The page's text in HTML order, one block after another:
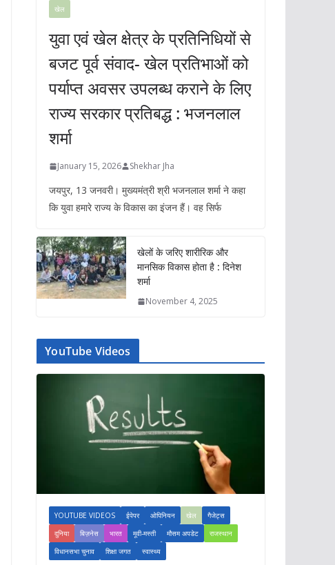
खेल
युवा एवं खेल क्षेत्र के प्रतिनिधियों से
बजट पूर्व संवाद- खेल प्रतिभाओं को
पर्याप्त अवसर उपलब्ध कराने के लिए
राज्य सरकार प्रतिबद्ध : भजनलाल
शर्मा
January 15, 2026 Shekhar Jha
जयपुर, 13 जनवरी। मुख्यमंत्री श्री भजनलाल शर्मा ने कहा
कि युवा हमारे राज्य के विकास का इंजन हैं। वह सिर्फ
खेलों के जरिए शारीरिक और
मानसिक विकास होता है : दिनेश
शर्मा
November 4, 2025
YouTube Videos
YOUTUBE VIDEOS ईपेपर ओपिनियन खेल
गैजेट्स
दुनिया
बिज़नेस भारत मूवी-मस्ती मौसम अपडेट
राजस्थान
विधानसभा चुनाव
शिक्षा जगत स्वास्थ्य